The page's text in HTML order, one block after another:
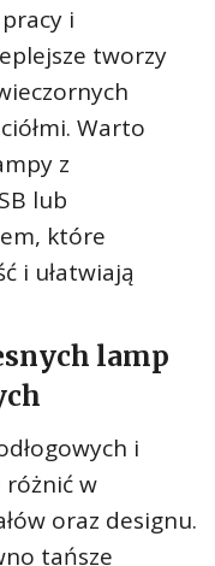
i
tworzy
Warto
z
lub
które
i ułatwiają
lamp
i
różnić w
oraz designu.
tańsze